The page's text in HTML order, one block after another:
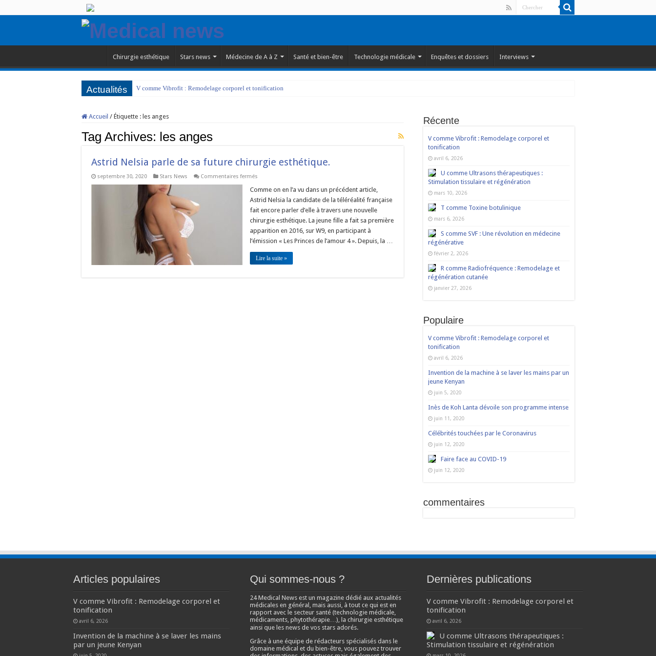
Chirurgie esthétique Stars news Médecine de A à Z Santé et bien-être Technologie médicale Enquêtes et dossiers Interviews
Actualités V comme Vibrofit : Remodelage corporel et tonification
Accueil / Étiquette : les anges
Tag Archives: les anges
Astrid Nelsia parle de sa future chirurgie esthétique.
septembre 30, 2020 Stars News Commentaires fermés
Nelsia
de
sa
future
chirurgie
esthétique.
Comme on en l’a vu dans un précédent article,
Astrid Nelsia la candidate de la téléréalité française
fait encore parler d’elle à travers une nouvelle
chirurgie esthétique. La jeune fille a fait sa première
apparition en 2016, sur W9, en participant à
l’émission « Les Princes de l’amour 4 ». Depuis, la …
Lire la suite »
Récente
V comme Vibrofit : Remodelage corporel et
tonification
avril 6, 2026
U comme Ultrasons thérapeutiques :
Stimulation tissulaire et régénération
mars 10, 2026
T comme Toxine botulinique
mars 6, 2026
S comme SVF : Une révolution en médecine
régénérative
février 2, 2026
R comme Radiofréquence : Remodelage et
régénération cutanée
janvier 27, 2026
Populaire
V comme Vibrofit : Remodelage corporel et
tonification
avril 6, 2026
Invention de la machine à se laver les mains par un
jeune Kenyan
juin 5, 2020
Inès de Koh Lanta dévoile son programme intense
juin 11, 2020
Célébrités touchées par le Coronavirus
juin 12, 2020
Faire face au COVID-19
juin 12, 2020
commentaires
Articles populaires
V comme Vibrofit : Remodelage corporel et
tonification
avril 6, 2026
Invention de la machine à se laver les mains
par un jeune Kenyan
Qui sommes-nous ?
24 Medical News est un magazine dédié aux actualités
médicales en général, mais aussi, à tout ce qui est en
rapport avec le secteur santé (technologie médicale,
médicaments, phytothérapie…), la chirurgie esthétique
ainsi que les news de vos stars adorés.
Grâce à une équipe de rédacteurs spécialisés dans le
domaine médical et du bien-être, vous pouvez trouver
Dernières publications
V comme Vibrofit : Remodelage corporel et
tonification
avril 6, 2026
U comme Ultrasons thérapeutiques :
Stimulation tissulaire et régénération